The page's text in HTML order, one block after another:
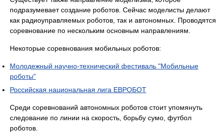
подразумевает создание роботов. Сейчас моделисты делают
как радиоуправляемых роботов, так и автономных. Проводятся
соревнование по нескольким основным направлениям.
Некоторые соревнования мобильных роботов:
Молодежный научно-технический фестиваль "Мобильные
роботы"
Российская национальная лига ЕВРОБОТ
Среди соревнований автономных роботов стоит упомянуть
следование по линии на скорость, борьбу сумо, футбол
роботов.